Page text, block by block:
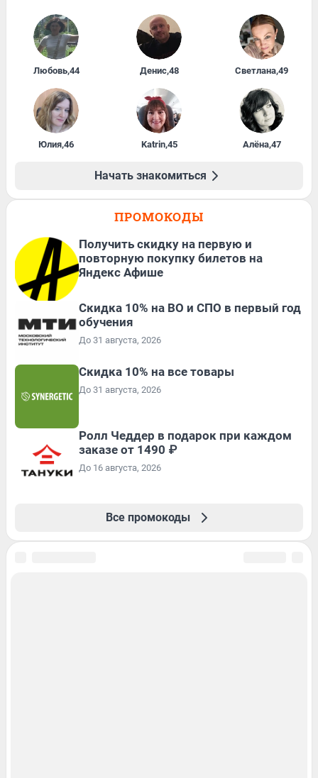
Любовь,44 Денис,48 Светлана,49
Юлия,46 Katrin,45 Алёна,47
Начать знакомиться
ПРОМОКОДЫ
Получить скидку на первую и
повторную покупку билетов на
Яндекс Афише
Скидка 10% на ВО и СПО в первый год
обучения
До 31 августа, 2026
Скидка 10% на все товары
До 31 августа, 2026
Ролл Чеддер в подарок при каждом
заказе от 1490 ₽
До 16 августа, 2026
Все промокоды